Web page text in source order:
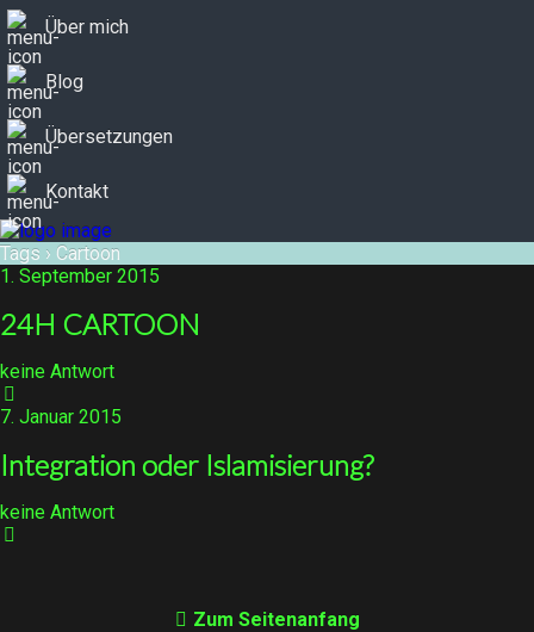
Über mich
Blog
Übersetzungen
Kontakt
Tags › Cartoon
1. September 2015
24H CARTOON
keine Antwort
7. Januar 2015
Integration oder Islamisierung?
keine Antwort
Zum Seitenanfang